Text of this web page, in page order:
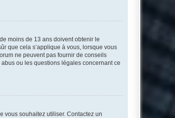
moins de 13 ans doivent obtenir le
que cela s’applique à vous, lorsque vous
ne peuvent pas fournir de conseils
ou les questions légales concernant ce
vous souhaitez utiliser. Contactez un